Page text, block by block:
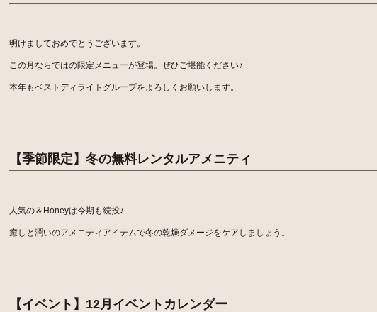
明けましておめでとうございます。
この月ならではの限定メニューが登場。ぜひご堪能ください♪
本年もベストディライトグループをよろしくお願いします。
【季節限定】冬の無料レンタルアメニティ
人気の＆Honeyは今期も続投♪
癒しと潤いのアメニティアイテムで冬の乾燥ダメージをケアしましょう。
【イベント】12月イベントカレンダー